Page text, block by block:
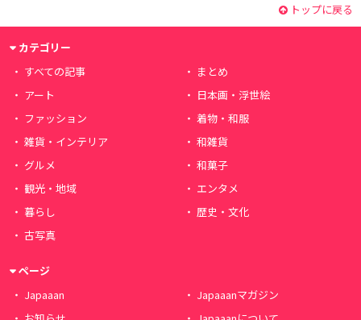
トップに戻る
カテゴリー
すべての記事
まとめ
アート
日本画・浮世絵
ファッション
着物・和服
雑貨・インテリア
和雑貨
グルメ
和菓子
観光・地域
エンタメ
暮らし
歴史・文化
古写真
ページ
Japaaan
Japaaanマガジン